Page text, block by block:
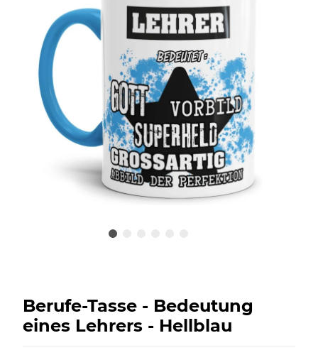
Berufe-Tasse - Bedeutung
eines Lehrers - Hellblau